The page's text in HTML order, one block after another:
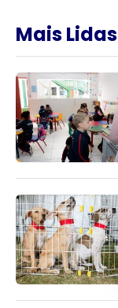
Mais Lidas